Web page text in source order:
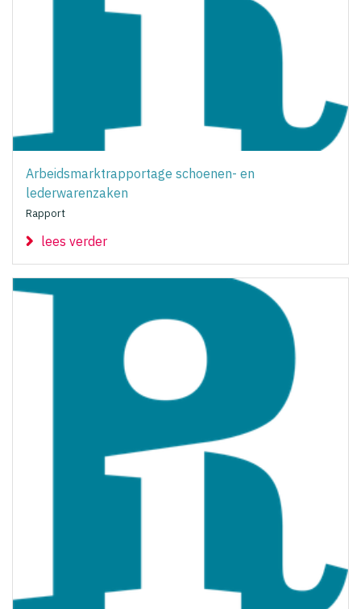
Arbeidsmarktrapportage schoenen- en
lederwarenzaken
Rapport
lees verder